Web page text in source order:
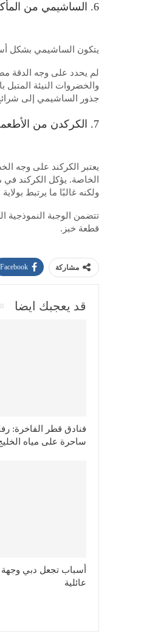
6. الساشيمي من المأكولات البحرية الطازجة
يتكون الساشيمي بشكل
لم يحدد على وجه الدقة
والخضروات النيئة
جذور الساشيمي إلى شرائح السمك التي
7. الكركدن من الأطعمة الشهية في الولايات المتحدة الأمريكية
يعتبر الكركند على وجه
الخاصة. يؤكل الكركند في
ولكنه غالبًا ما يرتبط
تتضمن الوجبة النموذجية
قطعة خبز.
مشاركة Facebook
قد يعجبك ايضا
فنادق قطر الفاخرة:
ساحرة على مياه
أسباب تجعل دبي وجهة
عائلية